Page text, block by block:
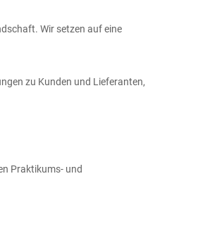
Wir setzen auf eine
zu Kunden und Lieferanten,
Praktikums- und